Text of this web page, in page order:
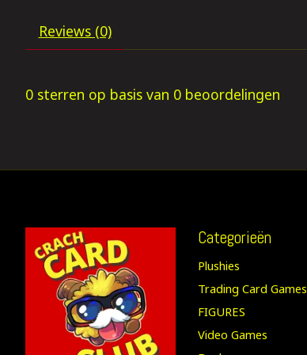
Reviews (0)
0 sterren op basis van 0 beoordelingen
Categorieën
Plushies
Trading Card Games
FIGURES
Video Games